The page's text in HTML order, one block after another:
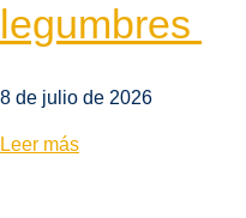
legumbres
8 de julio de 2026
Leer más